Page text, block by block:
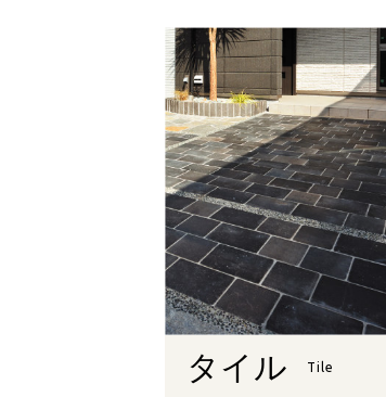
タイル Tile